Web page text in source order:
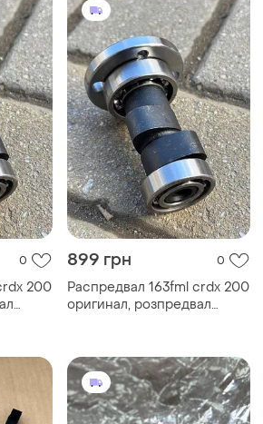
0
200
899 грн 0
Распредвал 163fml crdx 200
оригинал, розпредвал